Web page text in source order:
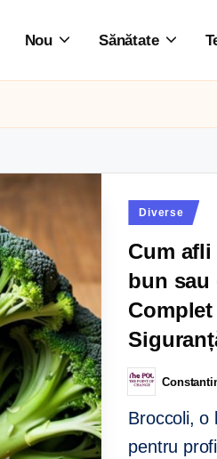
Nou Sănătate
Diverse
Cum
bun sau
Broccoli, o
pentru